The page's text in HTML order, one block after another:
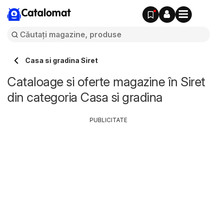
Catalomat
Casa si gradina Siret
Cataloage si oferte magazine în Siret
din categoria Casa si gradina
PUBLICITATE